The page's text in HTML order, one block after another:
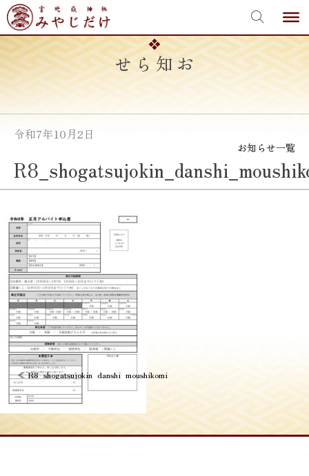
Skip
to
content
お知らせ
令和7年10月2日
お知らせ一覧
投
稿
ナ
ビ
≪R8_shogatsujokin_danshi_moushikomi